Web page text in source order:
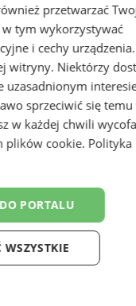
Chorzowie
przetwarzać
tym wykorzystywać
i cechy
witryny. Niektórzy
uzasadnionym
sprzeciwić się temu
w każdej chwili
plików cookie. Polityka
PORTALU
WSZYSTKIE